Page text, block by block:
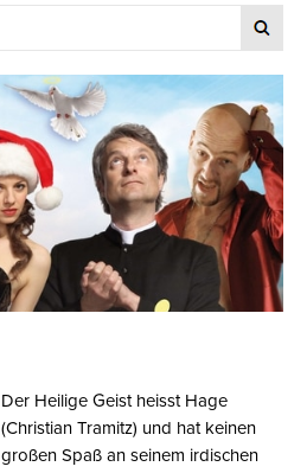
Der Heilige Geist heisst Hage
(Christian Tramitz) und hat keinen
großen Spaß an seinem irdischen